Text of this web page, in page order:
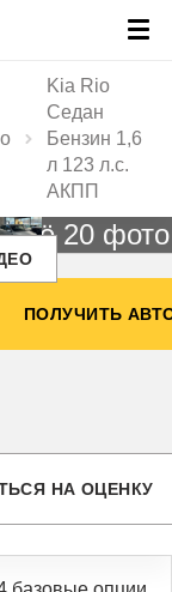
Kia Rio
Седан
Бензин 1,6
л 123 л.с.
АКПП
20 фото
ПОЛУЧИТЬ
НА ОЦЕНКУ